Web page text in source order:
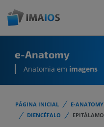
e-Anatomy
Anatomia em imagens
PÁGINA INICIAL E-ANATOMY
DIENCÉFALO
EPITÁLAMO